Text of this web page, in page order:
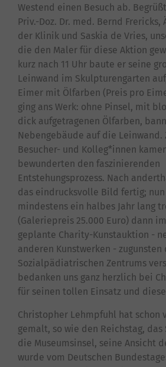
Westend einen Besuch ab.
Priv.-Doz. Dr. med. Bernd
der Klinik und Saskia de Vries,
die den Maler für diese Aktion
kurz nach 11 Uhr baute er seine
Leinwand im Skulpturengarten
Eimer mit Ölfarben (Preis pro
ging ans Werk: ohne Pinsel, mit
dick aufgetragenen Ölfarben,
Nebengebäude auf die Leinwand.
Besucher- und Kolleg*innen
bewunderten den faszinierenden
Entstehungsprozess. Nach
das eindrucksvolle Bild fertig; nun
mindestens ein halbes Jahr lang
(Galeriepreis 25.000 Euro) dann
geplante Charity-Kunstauktion -
anderen Kunstwerken - zugunsten
Sozialpädiatrischen Zentrums
bedanken uns ganz herzlich bei
für seinen tollen Einsatz und
Christopher Lehmpfuhl hat schon
gemalt, so wie den Reichstag, das
die Museumsinsel, seine Ansicht
wurde vom Deutschen